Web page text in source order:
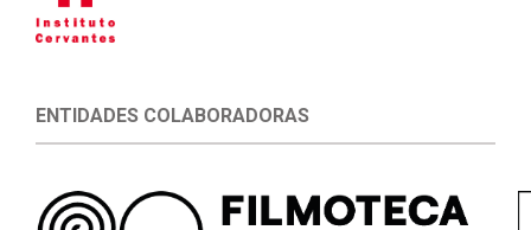
ENTIDADES COLABORADORAS